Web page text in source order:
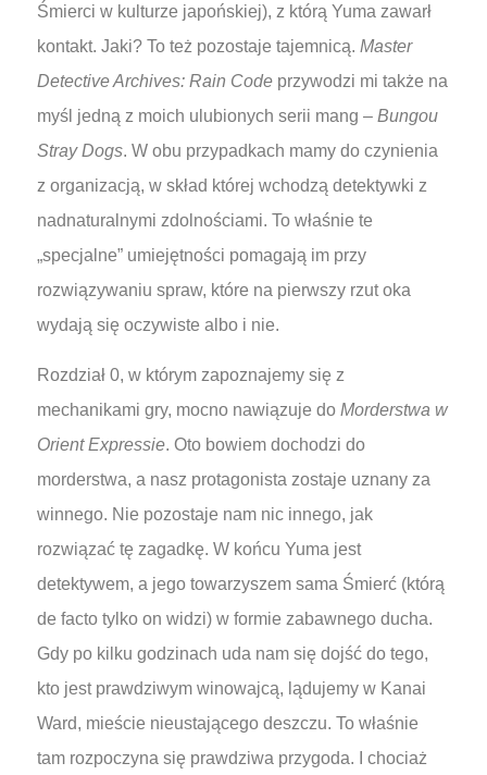
Śmierci w kulturze japońskiej), z którą Yuma zawarł
kontakt. Jaki? To też pozostaje tajemnicą. Master
Detective Archives: Rain Code przywodzi mi także na
myśl jedną z moich ulubionych serii mang – Bungou
Stray Dogs. W obu przypadkach mamy do czynienia
z organizacją, w skład której wchodzą detektywki z
nadnaturalnymi zdolnościami. To właśnie te
„specjalne” umiejętności pomagają im przy
rozwiązywaniu spraw, które na pierwszy rzut oka
wydają się oczywiste albo i nie.
Rozdział 0, w którym zapoznajemy się z
mechanikami gry, mocno nawiązuje do Morderstwa w
Orient Expressie. Oto bowiem dochodzi do
morderstwa, a nasz protagonista zostaje uznany za
winnego. Nie pozostaje nam nic innego, jak
rozwiązać tę zagadkę. W końcu Yuma jest
detektywem, a jego towarzyszem sama Śmierć (którą
de facto tylko on widzi) w formie zabawnego ducha.
Gdy po kilku godzinach uda nam się dojść do tego,
kto jest prawdziwym winowajcą, lądujemy w Kanai
Ward, mieście nieustającego deszczu. To właśnie
tam rozpoczyna się prawdziwa przygoda. I chociaż